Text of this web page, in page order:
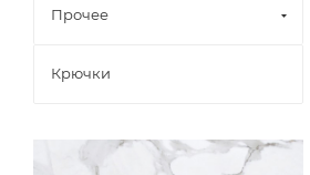
Прочее
Крючки